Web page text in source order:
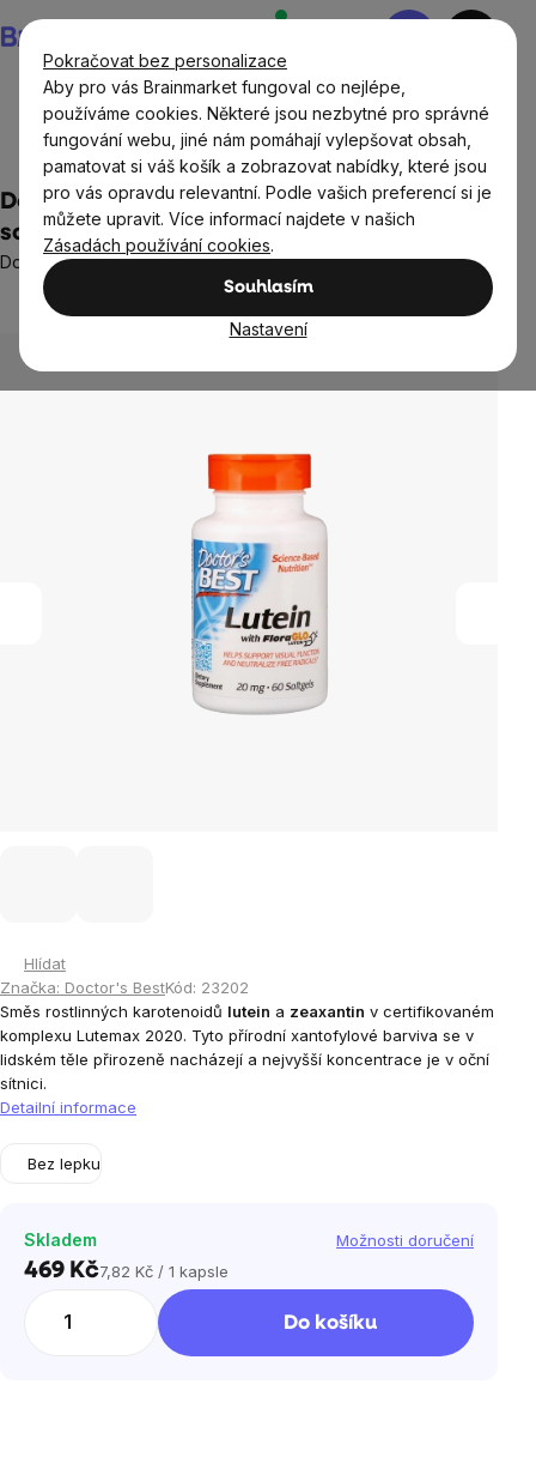
Pokračovat bez personalizace
Aby pro vás Brainmarket fungoval co nejlépe,
používáme cookies. Některé jsou nezbytné pro správné
fungování webu, jiné nám pomáhají vylepšovat obsah,
pamatovat si váš košík a zobrazovat nabídky, které jsou
pro vás opravdu relevantní. Podle vašich preferencí si je
můžete upravit. Více informací najdete v našich
Zásadách používání cookies.
Souhlasím
Nastavení
na
obsah
Nákupní
Doplňky stravy a výživa
Doctor's Best Lutein s Lutemax, 20 mg, 60
softgel kapslí
Doplněk stravy
Průměrné
produktu
Hlídat
Značka: Doctor's BestKód: 23202
Směs rostlinných karotenoidů lutein a zeaxantin v certifikovaném
komplexu Lutemax 2020. Tyto přírodní xantofylové barviva se v
lidském těle přirozeně nacházejí a nejvyšší koncentrace je v oční
sítnici.
Detailní informace
Bez lepku
Skladem Možnosti doručení
469 KčMěrná
7,82 Kč / 1 kapsle
Do košíku